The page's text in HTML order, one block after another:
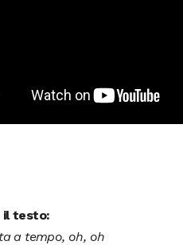
il testo:
a tempo, oh, oh